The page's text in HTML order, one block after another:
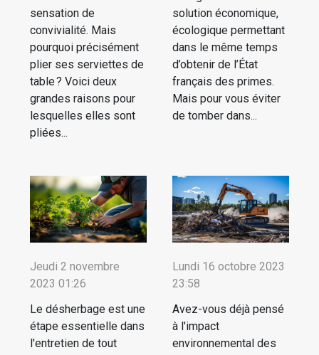
sensation de
convivialité. Mais
pourquoi précisément
plier ses serviettes de
table ? Voici deux
grandes raisons pour
lesquelles elles sont
pliées...
solution économique,
écologique permettant
dans le même temps
d’obtenir de l’État
français des primes.
Mais pour vous éviter
de tomber dans...
Jeudi 2 novembre
2023 01:26
Le désherbage est une
étape essentielle dans
l'entretien de tout
Lundi 16 octobre 2023
23:58
Avez-vous déjà pensé
à l'impact
environnemental des